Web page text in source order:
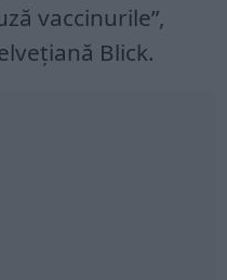
vaccinurile”,
Blick.